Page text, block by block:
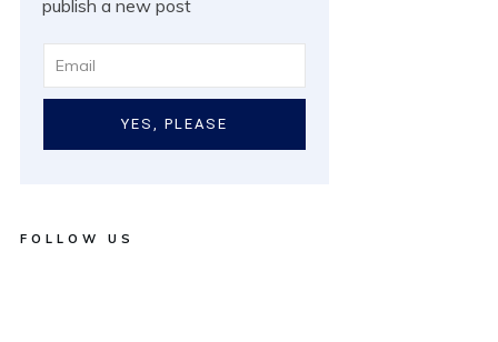
publish a new post
YES, PLEASE
FOLLOW US